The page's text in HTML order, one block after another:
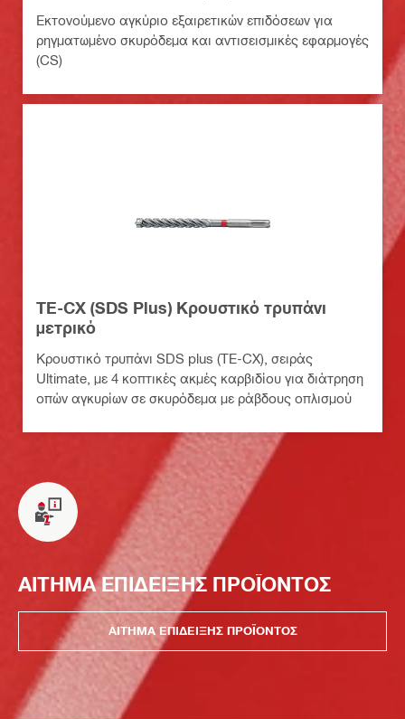
Εκτονούμενο αγκύριο εξαιρετικών επιδόσεων για
ρηγματωμένο σκυρόδεμα και αντισεισμικές εφαρμογές
(CS)
TE-CX (SDS Plus) Κρουστικό τρυπάνι
μετρικό
Κρουστικό τρυπάνι SDS plus (TE-CX), σειράς
Ultimate, με 4 κοπτικές ακμές καρβιδίου για διάτρηση
οπών αγκυρίων σε σκυρόδεμα με ράβδους οπλισμού
ΑΙΤΗΜΑ ΕΠΙΔΕΙΞΗΣ ΠΡΟΪΟΝΤΟΣ
ΑΙΤΗΜΑ ΕΠΙΔΕΙΞΗΣ ΠΡΟΪΟΝΤΟΣ